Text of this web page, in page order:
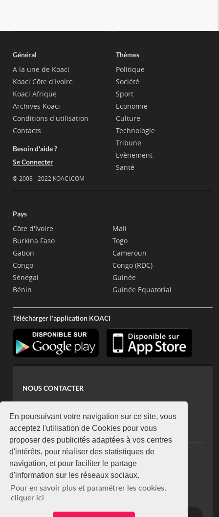
En poursuivant votre navigation sur ce site, vous
acceptez l'utilisation de Cookies pour vous
proposer des publicités adaptées à vos centres
d'intérêts, pour réaliser des statistiques de
navigation, et pour faciliter le partage
d'information sur les réseaux sociaux.
Pour en savoir plus et paramétrer les cookies,
cliquer ici
Général
A la une de Koaci
Koaci Côte d'Ivoire
Koaci Afrique
Archives Koaci
Conditions d'utilisation
Contacts
Besoin d'aide ?
Se Connecter
© 2008 - 2022 KOACI.COM
Thèmes
Politique
Société
Sport
Economie
Culture
Technologie
Tribune
Evènement
Santé
Pays
Côte d'Ivoire
Burkina Faso
Gabon
Congo
Sénégal
Bénin
Mali
Togo
Cameroun
Congo (RDC)
Guinée
Guinée Equatorial
Télécharger l'application KOACI
NOUS CONTACTER
koaci@yahoo.fr
+225 07 08 85 52 93
NEWSLETTER
Restez connecté via notre newsletter
S'abonner
Se désabonner